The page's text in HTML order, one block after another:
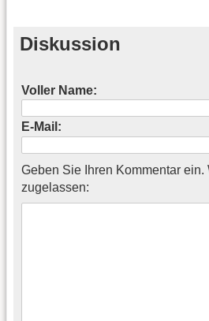
Diskussion
Voller Name:
E-Mail:
Geben Sie Ihren Kommentar ein.
zugelassen: